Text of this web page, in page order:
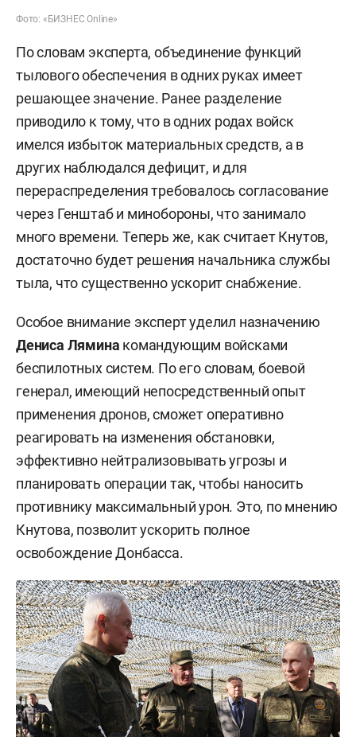
Фото: «БИЗНЕС Online»
По словам эксперта, объединение функций
тылового обеспечения в одних руках имеет
решающее значение. Ранее разделение
приводило к тому, что в одних родах войск
имелся избыток материальных средств, а в
других наблюдался дефицит, и для
перераспределения требовалось согласование
через Генштаб и минобороны, что занимало
много времени. Теперь же, как считает Кнутов,
достаточно будет решения начальника службы
тыла, что существенно ускорит снабжение.
Особое внимание эксперт уделил назначению
Дениса Лямина командующим войсками
беспилотных систем. По его словам, боевой
генерал, имеющий непосредственный опыт
применения дронов, сможет оперативно
реагировать на изменения обстановки,
эффективно нейтрализовывать угрозы и
планировать операции так, чтобы наносить
противнику максимальный урон. Это, по мнению
Кнутова, позволит ускорить полное
освобождение Донбасса.